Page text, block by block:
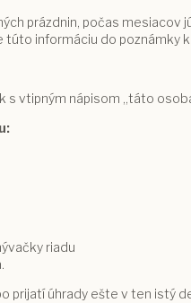
prázdnin, počas mesiacov
túto informáciu do poznámky
s vtipným nápisom „táto
riadu
prijatí úhrady ešte v ten istý